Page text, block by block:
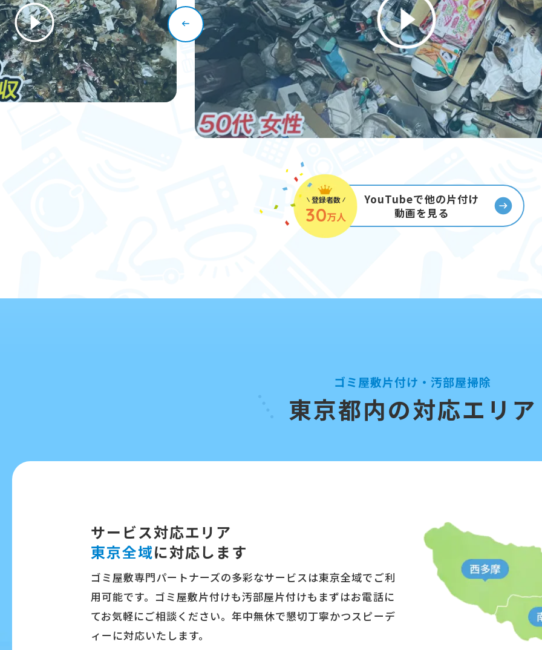
登録者数
30万人
YouTubeで他の片付け
動画を見る
ゴミ屋敷片付け・汚部屋掃除
東京都内の対応エリア
サービス対応エリア
東京全域に対応します
ゴミ屋敷専門パートナーズの多彩なサービスは東京全域でご利
用可能です。ゴミ屋敷片付けも汚部屋片付けもまずはお電話に
てお気軽にご相談ください。年中無休で懇切丁寧かつスピーデ
ィーに対応いたします。